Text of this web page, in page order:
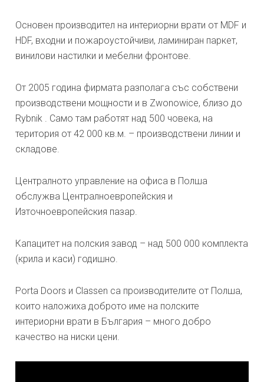
Основен производител на интериорни врати от MDF и
HDF, входни и пожароустойчиви, ламиниран паркет,
винилови настилки и мебелни фронтове.
От 2005 година фирмата разполага със собствени
производствени мощности и в Zwonowice, близо до
Rybnik . Само там работят над 500 човека, на
територия от 42 000 кв.м. – производствени линии и
складове.
Централното управление на офиса в Полша
обслужва Централноевропейския и
Източноевропейския пазар.
Капацитет на полския завод – над 500 000 комплекта
(крила и каси) годишно.
Porta Doors и Classen са производителите от Полша,
които наложиха доброто име на полските
интериорни врати в България – много добро
качество на ниски цени.